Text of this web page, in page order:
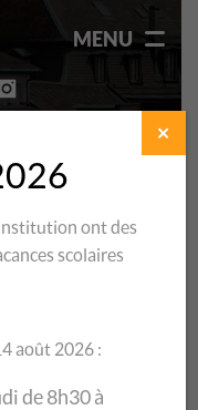
MENU
ont des
scolaires
août 2026 :
de 8h30 à
✕